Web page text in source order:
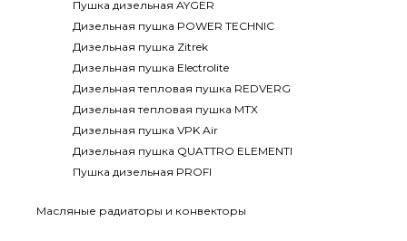
Пушка дизельная AYGER
Дизельная пушка POWER TECHNIC
Дизельная пушка Zitrek
Дизельная пушка Electrolite
Дизельная тепловая пушка REDVERG
Дизельная тепловая пушка MTX
Дизельная пушка VPK Air
Дизельная пушка QUATTRO ELEMENTI
Пушка дизельная PROFI
Масляные радиаторы и конвекторы